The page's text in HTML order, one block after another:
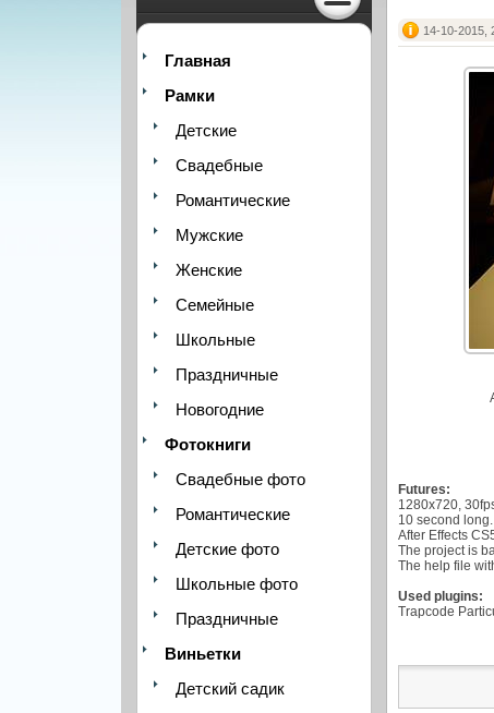
Главная
Рамки
Детские
Свадебные
Романтические
Мужские
Женские
Семейные
Школьные
Праздничные
Новогодние
Фотокниги
Свадебные фото
Романтические
Детские фото
Школьные фото
Праздничные
Виньетки
Детский садик
14-10-2015,
Futures:
1280x720,
10 second long.
After Effects
The project is
The help file
Used plugins:
Trapcode